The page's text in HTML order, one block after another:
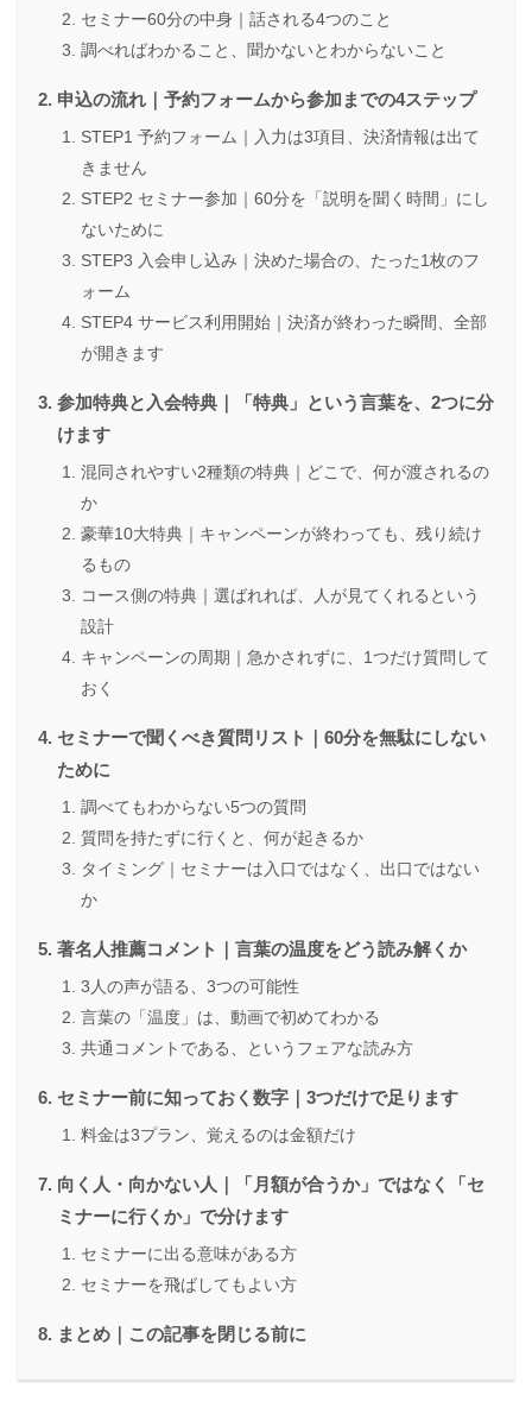
セミナー60分の中身｜話される4つのこと
調べればわかること、聞かないとわからないこと
申込の流れ｜予約フォームから参加までの4ステップ
STEP1 予約フォーム｜入力は3項目、決済情報は出て
きません
STEP2 セミナー参加｜60分を「説明を聞く時間」にし
ないために
STEP3 入会申し込み｜決めた場合の、たった1枚のフ
ォーム
STEP4 サービス利用開始｜決済が終わった瞬間、全部
が開きます
参加特典と入会特典｜「特典」という言葉を、2つに分
けます
混同されやすい2種類の特典｜どこで、何が渡されるの
か
豪華10大特典｜キャンペーンが終わっても、残り続け
るもの
コース側の特典｜選ばれれば、人が見てくれるという
設計
キャンペーンの周期｜急かされずに、1つだけ質問して
おく
セミナーで聞くべき質問リスト｜60分を無駄にしない
ために
調べてもわからない5つの質問
質問を持たずに行くと、何が起きるか
タイミング｜セミナーは入口ではなく、出口ではない
か
著名人推薦コメント｜言葉の温度をどう読み解くか
3人の声が語る、3つの可能性
言葉の「温度」は、動画で初めてわかる
共通コメントである、というフェアな読み方
セミナー前に知っておく数字｜3つだけで足ります
料金は3プラン、覚えるのは金額だけ
向く人・向かない人｜「月額が合うか」ではなく「セ
ミナーに行くか」で分けます
セミナーに出る意味がある方
セミナーを飛ばしてもよい方
まとめ｜この記事を閉じる前に